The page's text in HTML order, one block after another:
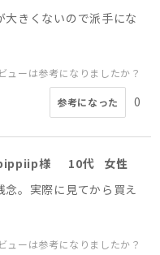
きくないので派手にな
ューは参考になりましたか？
参考になった 0
様 10代
女性
。実際に見てから買え
ューは参考になりましたか？